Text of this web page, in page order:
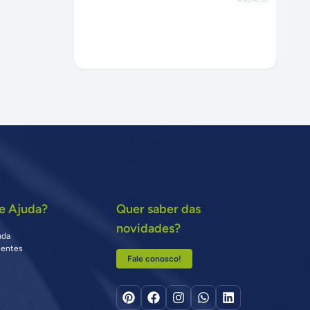
Ajuda?
Quer saber das
novidades?
Fale conosco!